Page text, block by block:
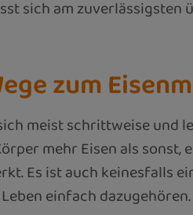
sich am
zum
meist schrittweise und
mehr Eisen als
Es ist auch keinesfalls
einfach dazugehören.